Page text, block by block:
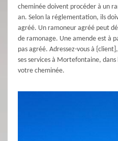
cheminée doivent procéder à un
an. Selon la réglementation, ils
agréé. Un ramoneur agréé peut
de ramonage. Une amende est à
pas agréé. Adressez-vous à
ses services à Mortefontaine,
votre cheminée.